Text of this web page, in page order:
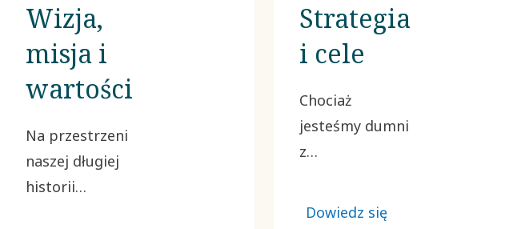
Wizja,
misja i
wartości
Na przestrzeni
naszej długiej
historii
Strategia
i cele
Chociaż
jesteśmy dumni
z
osiągnięć,
Dowiedz się